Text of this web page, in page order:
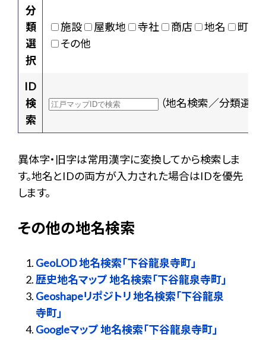
分
類
選
択
施設 屋敷地 寺社 商店 地名
町村
その他
ID
検
索
（地名検索／分類選択
異体字・旧字は常用漢字に変換してから検索しま
す。地名とIDの両方が入力された場合はIDを優先
します。
その他の地名検索
GeoLOD 地名検索「下谷龍泉寺町」
歴史地名マップ 地名検索「下谷龍泉寺町」
Geoshapeリポジトリ 地名検索「下谷龍泉
寺町」
Googleマップ 地名検索「下谷龍泉寺町」